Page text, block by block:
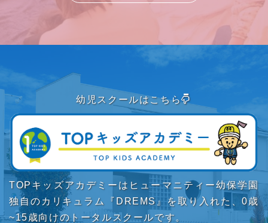
幼児スクールはこちら
TOPキッズアカデミーはヒューマニティー幼保学園
独自のカリキュラム『DREMS』を取り入れた、0歳
~15歳向けのトータルスクールです。